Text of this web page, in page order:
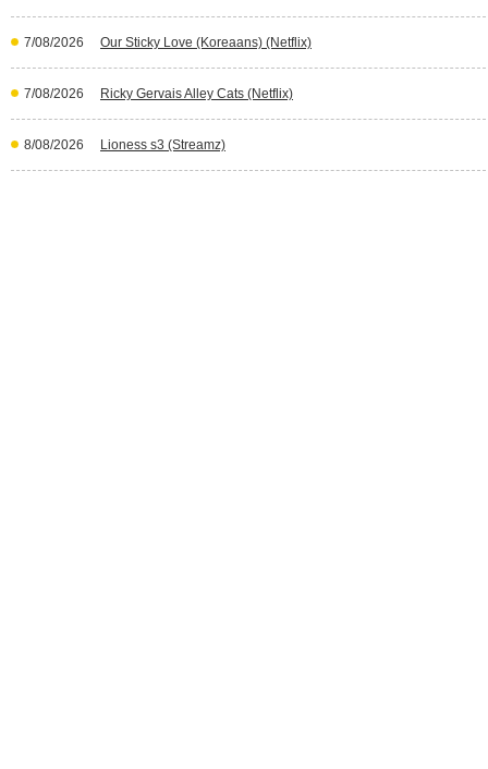
7/08/2026 Our Sticky Love (Koreaans) (Netflix)
7/08/2026 Ricky Gervais Alley Cats (Netflix)
8/08/2026 Lioness s3 (Streamz)